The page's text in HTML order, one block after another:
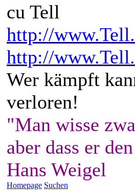
cu Tell
http://
http://
Wer kämpft
verloren!
"Man wisse
aber dass er
Hans Weigel
Homepage Suchen